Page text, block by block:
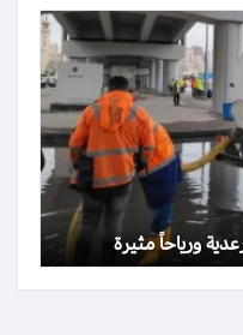
ورياحاً مثيرة